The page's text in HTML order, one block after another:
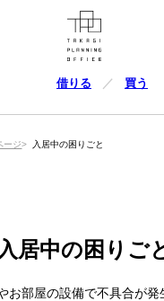
借りる 買う
ージ 入居中の困りごと
入居中の困りご
お部屋の設備で不具合が